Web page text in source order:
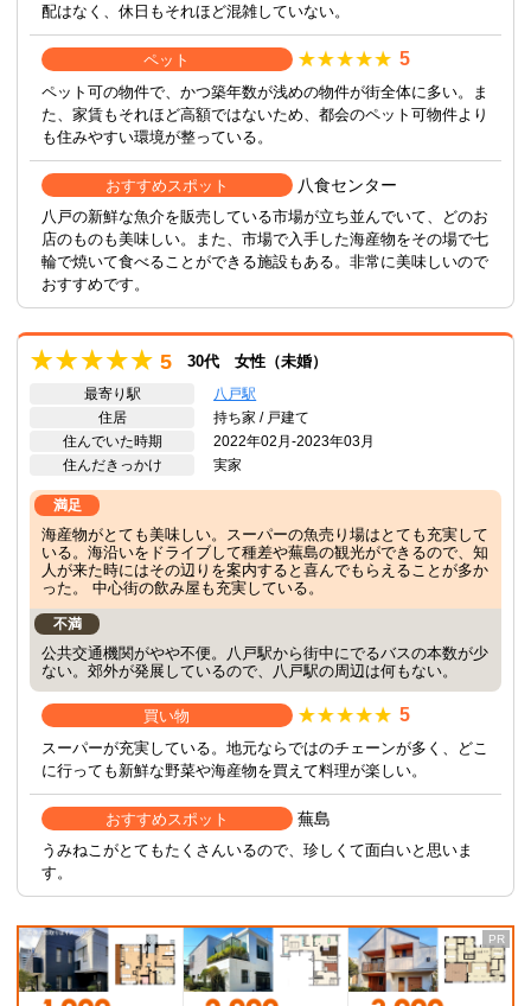
配はなく、休日もそれほど混雑していない。
ペット 5
ペット可の物件で、かつ築年数が浅めの物件が街全体に多い。ま
た、家賃もそれほど高額ではないため、都会のペット可物件より
も住みやすい環境が整っている。
おすすめスポット 八食センター
八戸の新鮮な魚介を販売している市場が立ち並んでいて、どのお
店のものも美味しい。また、市場で入手した海産物をその場で七
輪で焼いて食べることができる施設もある。非常に美味しいので
おすすめです。
5 30代 女性（未婚）
最寄り駅
八戸駅
住居
持ち家 / 戸建て
住んでいた時期
2022年02月-2023年03月
住んだきっかけ
実家
満足
海産物がとても美味しい。スーパーの魚売り場はとても充実して
いる。海沿いをドライブして種差や蕪島の観光ができるので、知
人が来た時にはその辺りを案内すると喜んでもらえることが多か
った。 中心街の飲み屋も充実している。
不満
公共交通機関がやや不便。八戸駅から街中にでるバスの本数が少
ない。郊外が発展しているので、八戸駅の周辺は何もない。
買い物 5
スーパーが充実している。地元ならではのチェーンが多く、どこ
に行っても新鮮な野菜や海産物を買えて料理が楽しい。
おすすめスポット 蕪島
うみねこがとてもたくさんいるので、珍しくて面白いと思いま
す。